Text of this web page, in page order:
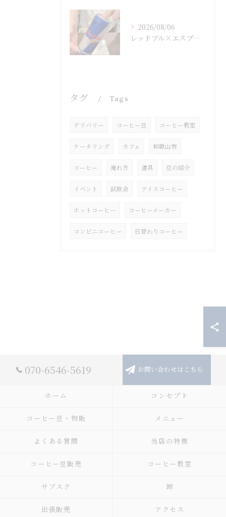
2026/08/06
レッドブル×エスプレッソ
タグ Tags
デリバリー コーヒー豆 コーヒー教室
ケータリング カフェ 和歌山市
コーヒー 淹れ方 道具 豆の紹介
イベント 試飲会 アイスコーヒー
ホットコーヒー コーヒーメーカー
コンビニコーヒー 日替わりコーヒー
070-6546-5619 お問い合わせはこちら
ホーム コンセプト
コーヒー豆・物販 メニュー
よくある質問 当店の特徴
コーヒー豆販売 コーヒー教室
サブスク 卸
出張販売 アクセス